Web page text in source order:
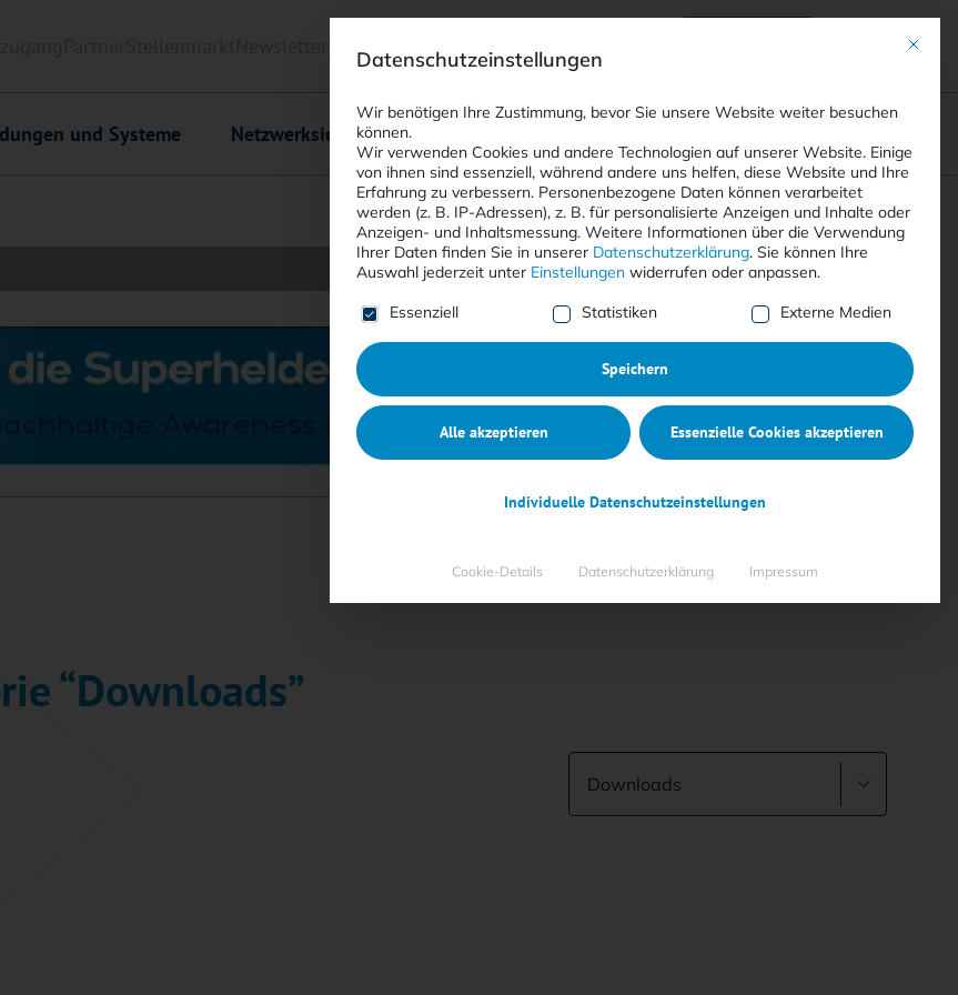
Suchen
<kes>+ Downloads
und Systeme Netzwerksicherheit
“Downloads”
Mit
Datenschutzeinstellungen
Wir benötigen Ihre Zustimmung, bevor Sie unsere Website weiter besuchen
können.
Wir verwenden Cookies und andere Technologien auf unserer Website. Einige
von ihnen sind essenziell, während andere uns helfen, diese Website und Ihre
Erfahrung zu verbessern. Personenbezogene Daten können verarbeitet
werden (z. B. IP-Adressen), z. B. für personalisierte Anzeigen und Inhalte oder
Anzeigen- und Inhaltsmessung. Weitere Informationen über die Verwendung
Ihrer Daten finden Sie in unserer Datenschutzerklärung. Sie können Ihre
Auswahl jederzeit unter Einstellungen widerrufen oder anpassen.
Es folgt eine Liste der Service-Gruppen, für die eine Einwilligung
Essenziell Statistiken Externe Medien
Speichern
Alle akzeptieren Essenzielle Cookies akzeptieren
Individuelle Datenschutzeinstellungen
Cookie-Details Datenschutzerklärung Impressum